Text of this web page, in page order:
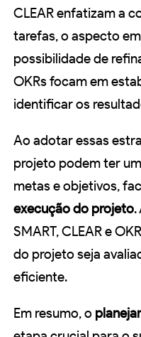
CLEAR enfatizam a
tarefas, o aspecto
possibilidade de
OKRs focam em
identificar os
Ao adotar essas
projeto podem ter
metas e objetivos,
execução do projeto.
SMART, CLEAR e
do projeto seja
eficiente.
Em resumo, o